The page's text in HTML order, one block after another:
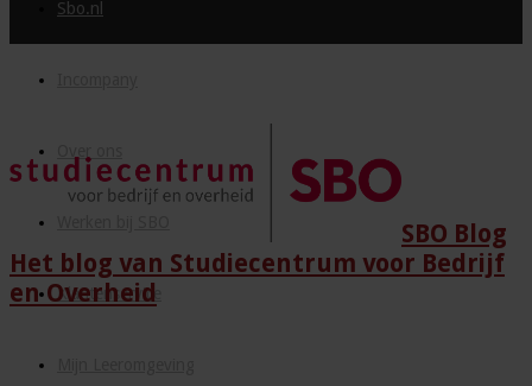
Sbo.nl
Klantenservice
SBO Blog
Het blog van Studiecentrum voor Bedrijf
en Overheid